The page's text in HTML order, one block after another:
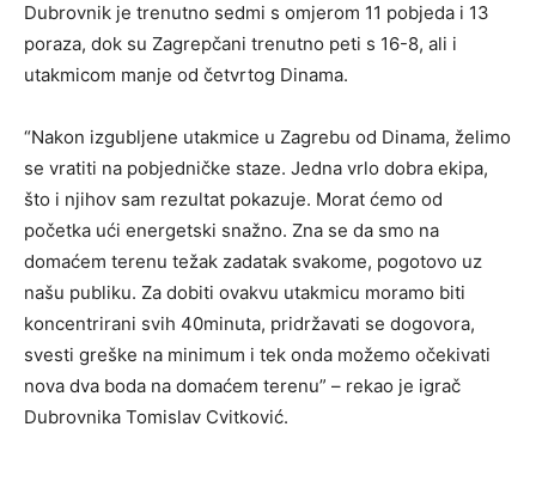
Dubrovnik je trenutno sedmi s omjerom 11 pobjeda i 13
poraza, dok su Zagrepčani trenutno peti s 16-8, ali i
utakmicom manje od četvrtog Dinama.
“Nakon izgubljene utakmice u Zagrebu od Dinama, želimo
se vratiti na pobjedničke staze. Jedna vrlo dobra ekipa,
što i njihov sam rezultat pokazuje. Morat ćemo od
početka ući energetski snažno. Zna se da smo na
domaćem terenu težak zadatak svakome, pogotovo uz
našu publiku. Za dobiti ovakvu utakmicu moramo biti
koncentrirani svih 40minuta, pridržavati se dogovora,
svesti greške na minimum i tek onda možemo očekivati
nova dva boda na domaćem terenu” – rekao je igrač
Dubrovnika Tomislav Cvitković.